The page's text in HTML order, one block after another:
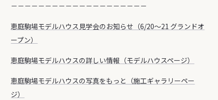
－－－－－－－－－－－－－－－－－－－－
恵庭駒場モデルハウス見学会のお知らせ（6/20～21 グランドオ
ープン）
恵庭駒場モデルハウスの詳しい情報（モデルハウスページ）
恵庭駒場モデルハウスの写真をもっと（施工ギャラリーペー
ジ）